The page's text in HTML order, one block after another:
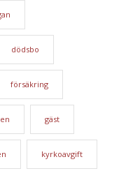
dödsbo
försäkring
gäst
kyrkoavgift